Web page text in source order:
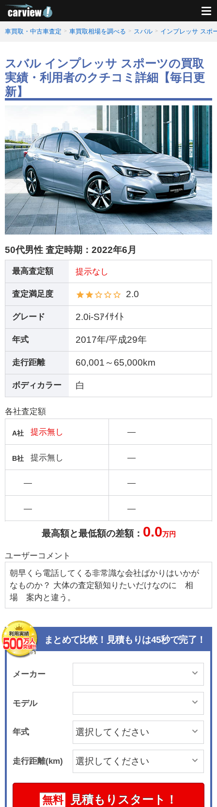
車買取・中古車査定 車買取相場を調べる スバル インプレッサ スポ
スバル インプレッサ スポーツの買取
実績・利用者のクチコミ詳細【毎日更
新】
50代男性 査定時期： 2022年6月
最高査定額 提示なし
査定満足度 2.0
グレード 2.0i-Sｱｲｻｲﾄ
年式 2017年/平成29年
走行距離 60,001～65,000km
ボディカラー 白
各社査定額
A社 提示無し
B社 提示無し
―
―
―
―
―
―
最高額と最低額の差額： 0.0万円
ユーザーコメント
朝早くら電話してくる非常識な会社ばかりはいかが
なものか？ 大体の査定額知りたいだけなのに 相
場 案内と違う。
まとめて比較！見積もりは45秒で完了！
メーカー
モデル
年式
走行距離(km)
無料 見積もりスタート！